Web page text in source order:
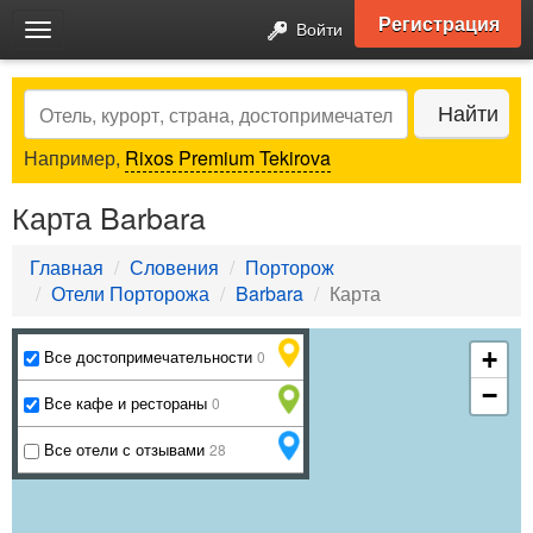
Toggle
navigation
Войти Регистрация
Search Найти
Например, Rixos Premium Tekirova
Карта Barbara
Главная Словения
Порторож
Отели Порторожа
Barbara Карта
+
−
Все достопримечательности 0
Все кафе и рестораны 0
Все отели с отзывами 28